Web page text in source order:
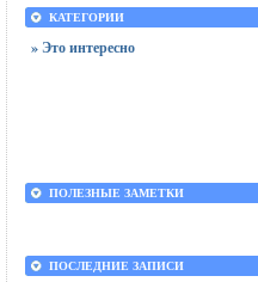
КАТЕГОРИИ
» Это интересно
ПОЛЕЗНЫЕ ЗАМЕТКИ
ПОСЛЕДНИЕ ЗАПИСИ